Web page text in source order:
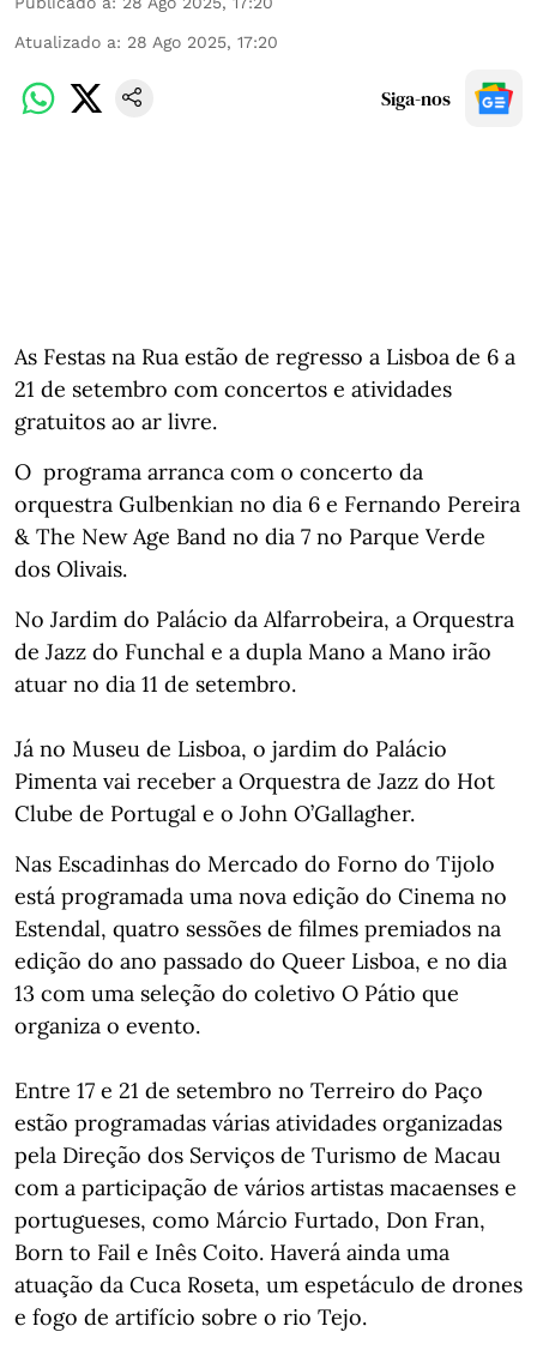
Atualizado a: 28 Ago 2025, 17:20
Siga-nos
As Festas na Rua estão de regresso a Lisboa de 6 a
21 de setembro com concertos e atividades
gratuitos ao ar livre.
O programa arranca com o concerto da
orquestra Gulbenkian no dia 6 e Fernando Pereira
& The New Age Band no dia 7 no Parque Verde
dos Olivais.
No Jardim do Palácio da Alfarrobeira, a Orquestra
de Jazz do Funchal e a dupla Mano a Mano irão
atuar no dia 11 de setembro.
Já no Museu de Lisboa, o jardim do Palácio
Pimenta vai receber a Orquestra de Jazz do Hot
Clube de Portugal e o John O’Gallagher.
Nas Escadinhas do Mercado do Forno do Tijolo
está programada uma nova edição do Cinema no
Estendal, quatro sessões de filmes premiados na
edição do ano passado do Queer Lisboa, e no dia
13 com uma seleção do coletivo O Pátio que
organiza o evento.
Entre 17 e 21 de setembro no Terreiro do Paço
estão programadas várias atividades organizadas
pela Direção dos Serviços de Turismo de Macau
com a participação de vários artistas macaenses e
portugueses, como Márcio Furtado, Don Fran,
Born to Fail e Inês Coito. Haverá ainda uma
atuação da Cuca Roseta, um espetáculo de drones
e fogo de artifício sobre o rio Tejo.